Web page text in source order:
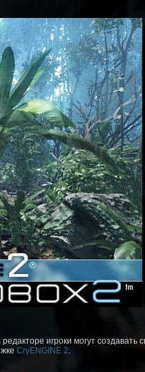
игроки могут создавать
СryENGINE 2